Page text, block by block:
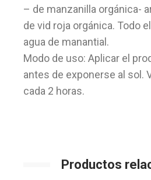
– de manzanilla orgánica-
de vid roja orgánica. Todo
agua de manantial.
Modo de uso: Aplicar el
antes de exponerse al sol.
cada 2 horas.
Productos